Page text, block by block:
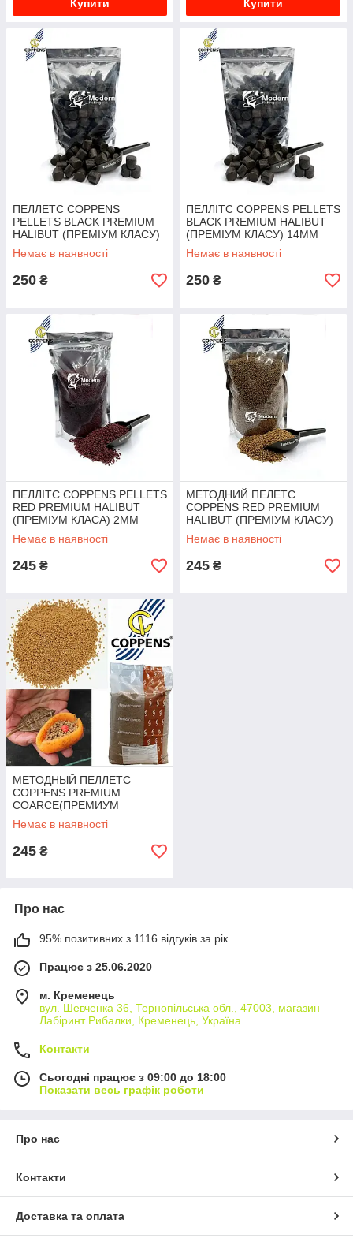
Купити Купити
ПЕЛЛЕТС COPPENS
PELLETS BLACK PREMIUM
HALIBUT (ПРЕМІУМ КЛАСУ)
20ММ 1000Г
Немає в наявності
250 ₴
ПЕЛЛІТС COPPENS PELLETS
BLACK PREMIUM HALIBUT
(ПРЕМІУМ КЛАСУ) 14ММ
1000Г
Немає в наявності
250 ₴
ПЕЛЛІТС COPPENS PELLETS
RED PREMIUM HALIBUT
(ПРЕМІУМ КЛАСА) 2ММ
1000Г
Немає в наявності
245 ₴
МЕТОДНИЙ ПЕЛЕТС
COPPENS RED PREMIUM
HALIBUT (ПРЕМІУМ КЛАСУ)
2 ММ 1000 Г
Немає в наявності
245 ₴
МЕТОДНЫЙ ПЕЛЛЕТС
COPPENS PREMIUM
COARCE(ПРЕМИУМ
КЛАСCА) 2 ММ 1000 Г
Немає в наявності
245 ₴
Про нас
95% позитивних з 1116 відгуків за рік
Працює з 25.06.2020
м. Кременець
вул. Шевченка 36, Тернопільська обл., 47003, магазин
Лабіринт Рибалки, Кременець, Україна
Контакти
Сьогодні працює з 09:00 до 18:00
Показати весь графік роботи
Про нас
Контакти
Доставка та оплата